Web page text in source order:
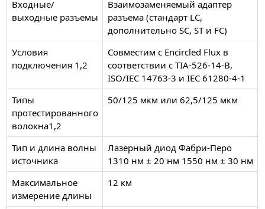
Входные/
выходные разъемы
Взаимозаменяемый адаптер
разъема (стандарт LC,
дополнительно SC, ST и FC)
Условия
подключения 1,2
Совместим с Encircled Flux в
соответствии с TIA-526-14-B,
ISO/IEC 14763-3 и IEC 61280-4-1
Типы
протестированного
волокна1,2
50/125 мкм или 62,5/125 мкм
Тип и длина волны
источника
Лазерный диод Фабри-Перо
1310 нм ± 20 нм 1550 нм ± 30 нм
Максимальное
измерение длины
12 км